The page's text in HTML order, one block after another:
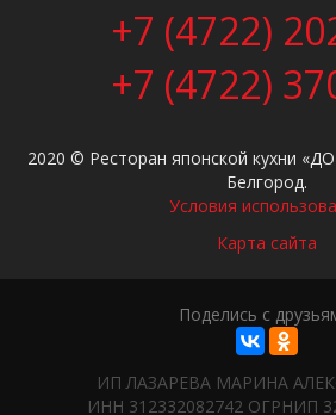
сет Макси
сет Премиум
сет Гурман
сет Хит
Сет Суши Дом
Сет Сакура
сет Запеченный
сет Темпура
Сет Фьюжн
+7 (4722)
+7 (4722)
2020 © Ресторан японской кухни
Белгород.
Условия
Карта сайта
Поделись с
ИП ЛАЗАРЕВА МАРИНА
ИНН 312332082742 ОГРНИП